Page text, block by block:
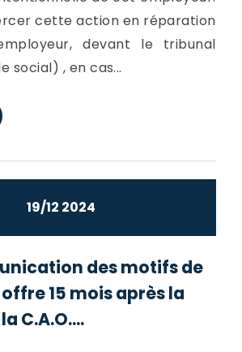
cette action en réparation
devant le tribunal
social) , en cas...
19/12 2024
des motifs de
15 mois après la
C.A.O....